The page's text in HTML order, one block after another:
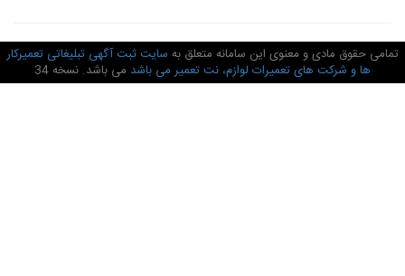
حقوق مادی و معنوی این سامانه متعلق به سایت ثبت آگهی تبلیغاتی تعمیرکار
ها و شرکت های تعمیرات لوازم، نت تعمیر می باشدمی باشد. نسخه 34